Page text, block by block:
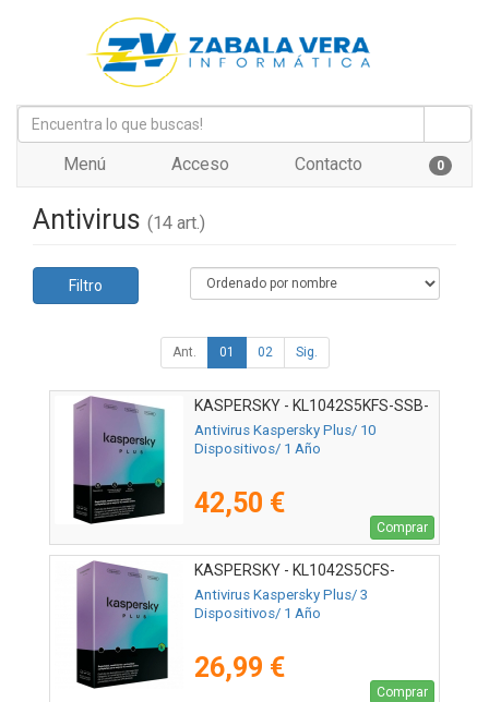
Menú Acceso Contacto 0
Antivirus (14 art.)
Filtro
Ant. 01 02 Sig.
KASPERSKY - KL1042S5KFS-SSB-
ES
Antivirus Kaspersky Plus/ 10
Dispositivos/ 1 Año
42,50 €
Comprar
KASPERSKY - KL1042S5CFS-
MSBES
Antivirus Kaspersky Plus/ 3
Dispositivos/ 1 Año
26,99 €
Comprar